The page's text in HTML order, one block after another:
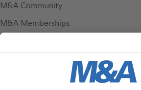
M&A Community
M&A Memberships